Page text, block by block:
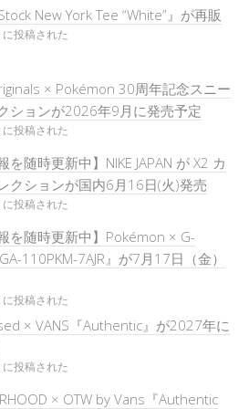
New York Tee “White”』が再販
投稿された
× Pokémon 30周年記念スニー
ションが2026年9月に発売予定
投稿された
を随時更新中】NIKE JAPAN が X2 カ
クションが国内6月16日(火)発売
投稿された
を随時更新中】Pokémon × G-
110PKM-7AJR』が7月17日（金）
投稿された
× VANS『Authentic』が2027年に
投稿された
× OTW by Vans『Authentic